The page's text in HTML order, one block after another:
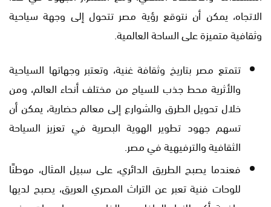
الاتجاه، يمكن أن نتوقع رؤية مصر تتحول إلى وجهة سياحية
وثقافية متميزة على الساحة العالمية.
تتمتع مصر بتاريخ وثقافة غنية، وتعتبر وجهاتها السياحية
والأثرية محط جذب للسياح من مختلف أنحاء العالم، ومن
خلال تحويل الطرق والشوارع إلى معالم حضارية، يمكن أن
تسهم جهود تطوير الهوية البصرية في تعزيز السياحة
الثقافية والترفيهية في مصر.
فعندما يصبح الطريق الدائري، على سبيل المثال، موطنًا
للوحات فنية تعبر عن التراث المصري العريق، يصبح لديها